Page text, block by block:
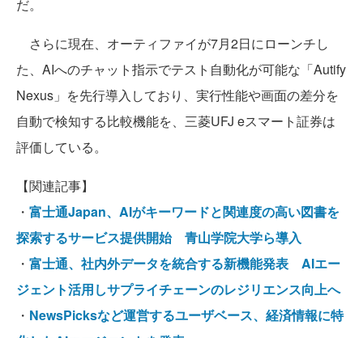
だ。
さらに現在、オーティファイが7月2日にローンチし
た、AIへのチャット指示でテスト自動化が可能な「Autify
Nexus」を先行導入しており、実行性能や画面の差分を
自動で検知する比較機能を、三菱UFJ eスマート証券は
評価している。
【関連記事】
・ 富士通Japan、AIがキーワードと関連度の高い図書を
探索するサービス提供開始 青山学院大学ら導入
・ 富士通、社内外データを統合する新機能発表 AIエー
ジェント活用しサプライチェーンのレジリエンス向上へ
・ NewsPicksなど運営するユーザベース、経済情報に特